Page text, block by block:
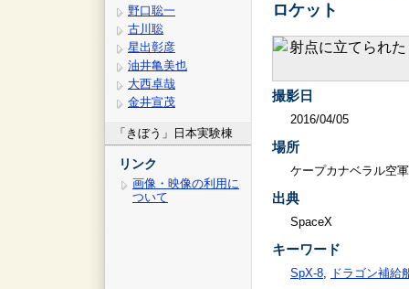
野口聡一
古川聡
星出彰彦
油井亀美也
大西卓哉
金井宣茂
「きぼう」日本実験棟
リンク
画像・映像の利用に
ついて
ロケット
撮影日
2016/04/05
場所
ケープカナベラル空
出典
SpaceX
キーワード
SpX-8, ドラゴン補給